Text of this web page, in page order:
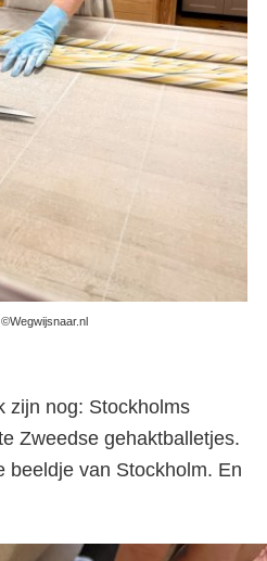
in Stockholm
zijn nog: Stockholms
Zweedse gehaktballetjes.
beeldje van Stockholm. En